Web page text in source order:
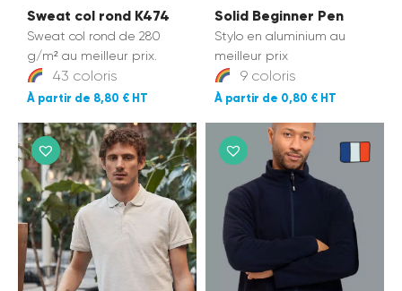
Sweat col rond K474
Sweat col rond de 280
g/m² au meilleur prix.
43 coloris
8,80 €
Solid Beginner Pen
Stylo en aluminium au
meilleur prix
9 coloris
0,80 €